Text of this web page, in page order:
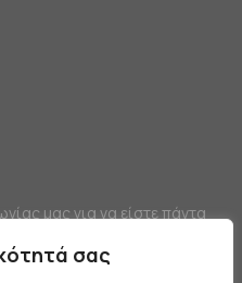
σας
μας για να είστε πάντα